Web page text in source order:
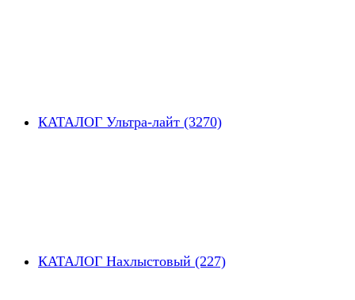
КАТАЛОГ Ультра-лайт (3270)
КАТАЛОГ Нахлыстовый (227)